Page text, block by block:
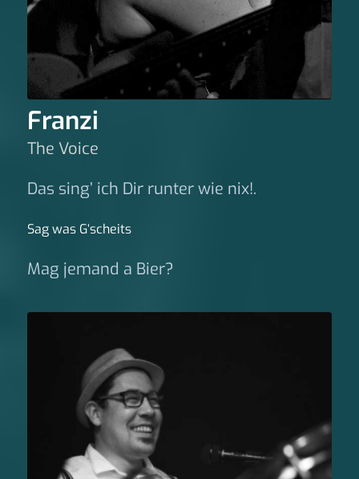
Franzi
The Voice
Das sing’ ich Dir runter wie nix!.
Sag was G‘scheits
Mag jemand a Bier?